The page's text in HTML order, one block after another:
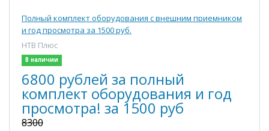
Полный комплект оборудования с внешним приемником
и год просмотра за 1500 руб.
НТВ Плюс
В наличии
6800 рублей за полный
комплект оборудования и год
просмотра! за 1500 руб
8300